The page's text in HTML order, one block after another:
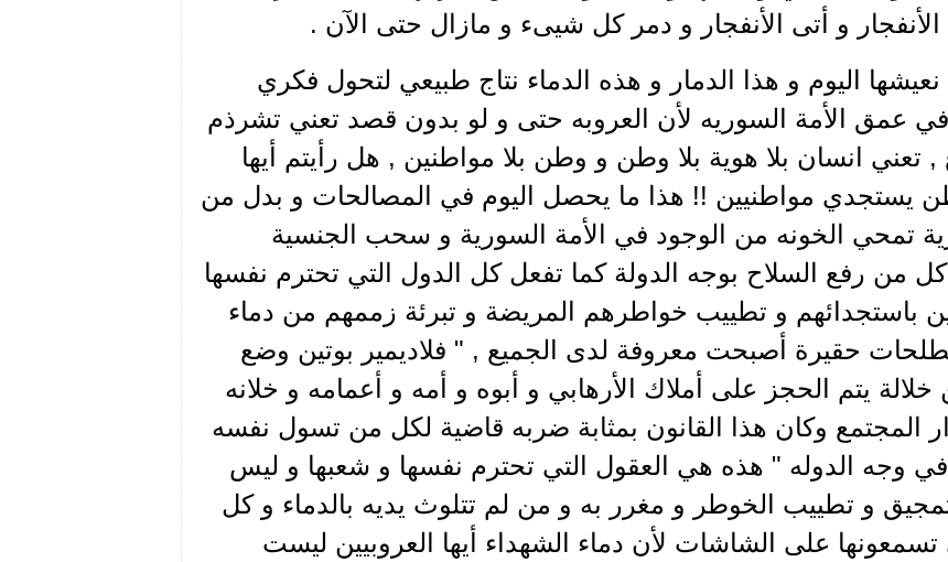
و أتى الأنفجار و دمر كل شيىء و مازال حتى الآن .
نعيشها اليوم و هذا الدمار و هذه الدماء نتاج طبيعي لتحول فكري
عمق الأمة السوريه لأن العروبه حتى و لو بدون قصد تعني تشرذم
تعني انسان بلا هوية بلا وطن و وطن بلا مواطنين , هل رأيتم أيها
يستجدي مواطنيين !! هذا ما يحصل اليوم في المصالحات و بدل من
تمحي الخونه من الوجود في الأمة السورية و سحب الجنسية
من رفع السلاح بوجه الدولة كما تفعل كل الدول التي تحترم نفسها
باستجدائهم و تطييب خواطرهم المريضة و تبرئة زممهم من دماء
حقيرة أصبحت معروفة لدى الجميع , " فلاديمير بوتين وضع
يتم الحجز على أملاك الأرهابي و أبوه و أمه و أعمامه و خلانه
المجتمع وكان هذا القانون بمثابة ضربه قاضية لكل من تسول نفسه
في وجه الدوله " هذه هي العقول التي تحترم نفسها و شعبها و ليس
و تطييب الخوطر و مغرر به و من لم تتلوث يديه بالدماء و كل
تسمعونها على الشاشات لأن دماء الشهداء أيها العروبيين ليست